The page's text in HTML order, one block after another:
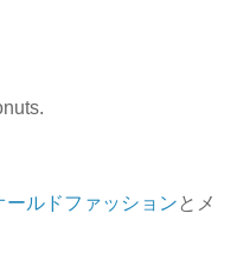
ールドファッション とメ